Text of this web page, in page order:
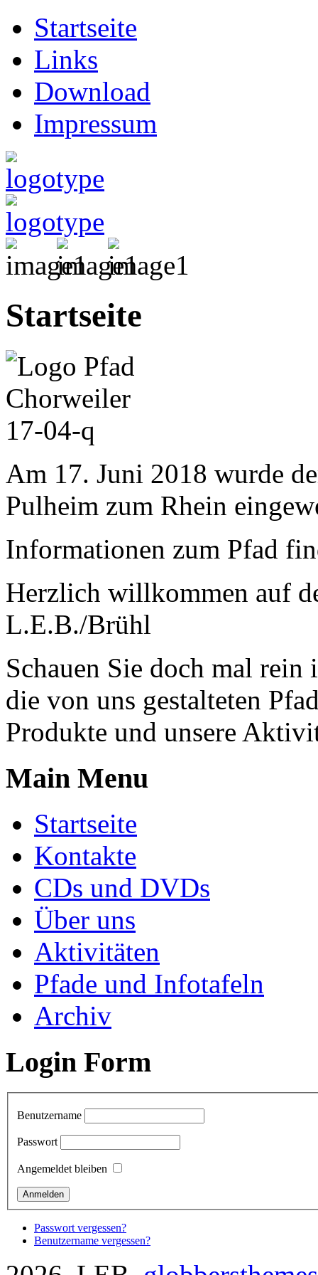
Startseite
Links
Download
Impressum
Startseite
Am 17. Juni 2018 wurde
Pulheim zum Rhein
Informationen zum Pfad
Herzlich willkommen auf
L.E.B./Brühl
Schauen Sie doch mal
die von uns gestalteten
Produkte und unsere
Main Menu
Startseite
Kontakte
CDs und DVDs
Über uns
Aktivitäten
Pfade und Infotafeln
Archiv
Login Form
Benutzername
Passwort
Angemeldet bleiben
Passwort vergessen?
Benutzername vergessen?